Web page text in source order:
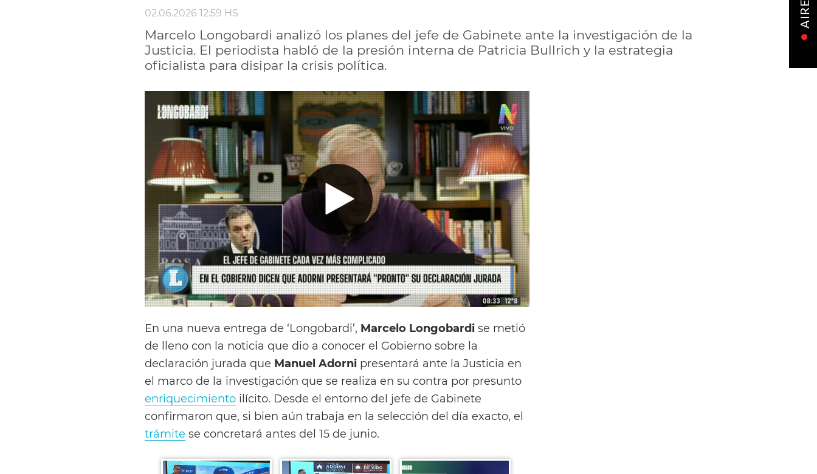
02.06.2026 12:59 HS
Marcelo Longobardi analizó los planes del jefe de Gabinete ante la investigación de la
Justicia. El periodista habló de la presión interna de Patricia Bullrich y la estrategia
oficialista para disipar la crisis política.
En una nueva entrega de ‘Longobardi’, Marcelo Longobardi se metió
de lleno con la noticia que dio a conocer el Gobierno sobre la
declaración jurada que Manuel Adorni presentará ante la Justicia en
el marco de la investigación que se realiza en su contra por presunto
enriquecimiento ilícito. Desde el entorno del jefe de Gabinete
confirmaron que, si bien aún trabaja en la selección del día exacto, el
trámite se concretará antes del 15 de junio.
AIRE